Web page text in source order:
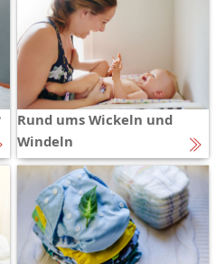
Rund ums Wickeln und
Windeln